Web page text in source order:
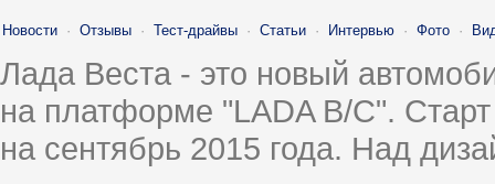
Новости · Отзывы · Тест-драйвы · Статьи · Интервью · Фото ·
Лада Веста - это новый
на платформе "LADA B/C".
на сентябрь 2015 года. Над